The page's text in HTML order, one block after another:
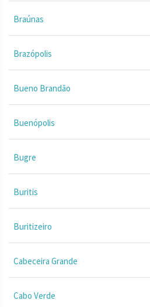
Braúnas
Brazópolis
Bueno Brandão
Buenópolis
Bugre
Buritis
Buritizeiro
Cabeceira Grande
Cabo Verde